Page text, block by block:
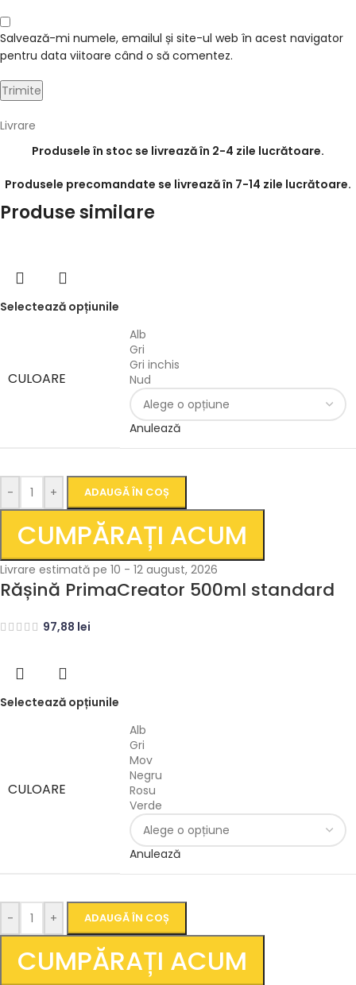
Salvează-mi numele, emailul și site-ul web în acest navigator
pentru data viitoare când o să comentez.
Livrare
Produsele în stoc se livrează în 2-4 zile lucrătoare.
Produsele precomandate se livrează în 7-14 zile lucrătoare.
Produse similare
Selectează opțiunile
CULOARE
Alb
Gri
Gri inchis
Nud
Anulează
- + ADAUGĂ ÎN COȘ
CUMPĂRAȚI ACUM
Livrare estimată pe 10 - 12 august, 2026
Rășină PrimaCreator 500ml standard
97,88 lei
Selectează opțiunile
CULOARE
Alb
Gri
Mov
Negru
Rosu
Verde
Anulează
- + ADAUGĂ ÎN COȘ
CUMPĂRAȚI ACUM